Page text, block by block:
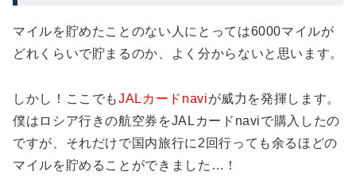
マイルを貯めたことのない人にとっては6000マイルが
どれくらいで貯まるのか、よく分からないと思います。
しかし！ここでもJALカードnaviが威力を発揮します。
僕はロシア行きの航空券をJALカードnaviで購入したの
ですが、それだけで国内旅行に2回行っても余るほどの
マイルを貯めることができました…！